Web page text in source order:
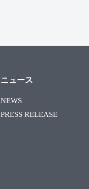
ニュース
NEWS
PRESS RELEASE